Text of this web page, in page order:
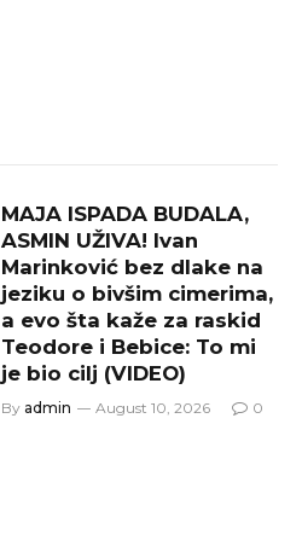
MAJA ISPADA BUDALA,
ASMIN UŽIVA! Ivan
Marinković bez dlake na
jeziku o bivšim cimerima,
a evo šta kaže za raskid
Teodore i Bebice: To mi
je bio cilj (VIDEO)
By admin August 10, 2026 0